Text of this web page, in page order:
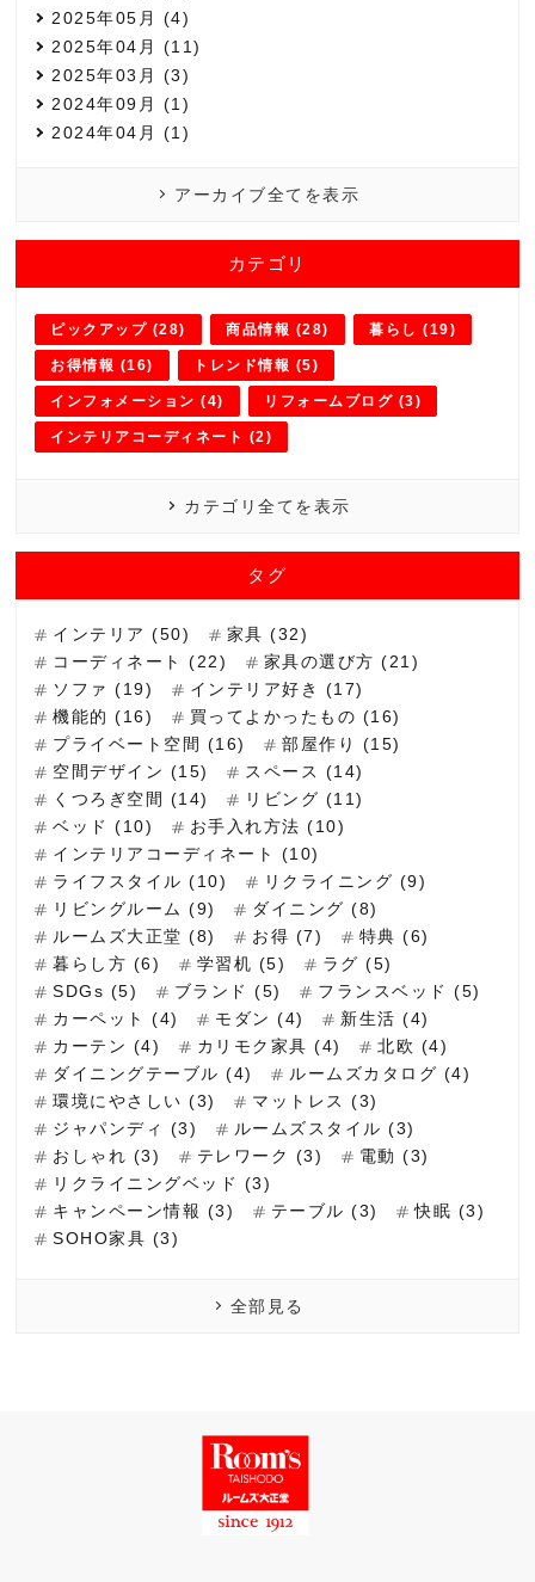
2025年05月 (4)
2025年04月 (11)
2025年03月 (3)
2024年09月 (1)
2024年04月 (1)
アーカイブ全てを表示
カテゴリ
ピックアップ (28) 商品情報 (28) 暮らし (19)
お得情報 (16) トレンド情報 (5)
インフォメーション (4) リフォームブログ (3)
インテリアコーディネート (2)
カテゴリ全てを表示
タグ
インテリア (50)
家具 (32)
コーディネート (22)
家具の選び方 (21)
ソファ (19)
インテリア好き (17)
機能的 (16)
買ってよかったもの (16)
プライベート空間 (16)
部屋作り (15)
空間デザイン (15)
スペース (14)
くつろぎ空間 (14)
リビング (11)
ベッド (10)
お手入れ方法 (10)
インテリアコーディネート (10)
ライフスタイル (10)
リクライニング (9)
リビングルーム (9)
ダイニング (8)
ルームズ大正堂 (8)
お得 (7)
特典 (6)
暮らし方 (6)
学習机 (5)
ラグ (5)
SDGs (5)
ブランド (5)
フランスベッド (5)
カーペット (4)
モダン (4)
新生活 (4)
カーテン (4)
カリモク家具 (4)
北欧 (4)
ダイニングテーブル (4)
ルームズカタログ (4)
環境にやさしい (3)
マットレス (3)
ジャパンディ (3)
ルームズスタイル (3)
おしゃれ (3)
テレワーク (3)
電動 (3)
リクライニングベッド (3)
キャンペーン情報 (3)
テーブル (3)
快眠 (3)
SOHO家具 (3)
全部見る